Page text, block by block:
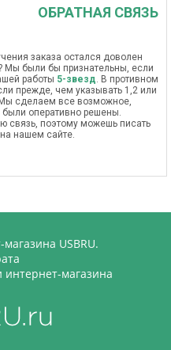
ОБРАТНАЯ СВЯЗЬ
заказа остался доволен
Мы были бы признательны, если
работы 5-звезд. В противном
прежде, чем указывать 1,2 или
сделаем все возможное,
оперативно решены.
связь, поэтому можешь писать
нашем сайте.
USBRU.
магазина